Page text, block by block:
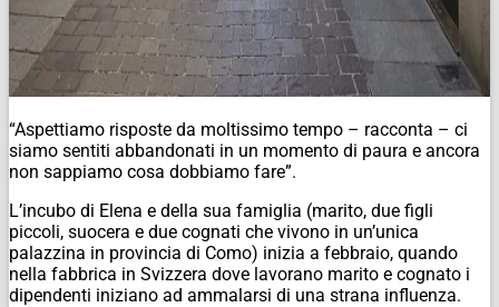
“Aspettiamo risposte da moltissimo tempo – racconta – ci
siamo sentiti abbandonati in un momento di paura e ancora
non sappiamo cosa dobbiamo fare”.
L’incubo di Elena e della sua famiglia (marito, due figli
piccoli, suocera e due cognati che vivono in un’unica
palazzina in provincia di Como) inizia a febbraio, quando
nella fabbrica in Svizzera dove lavorano marito e cognato i
dipendenti iniziano ad ammalarsi di una strana influenza.